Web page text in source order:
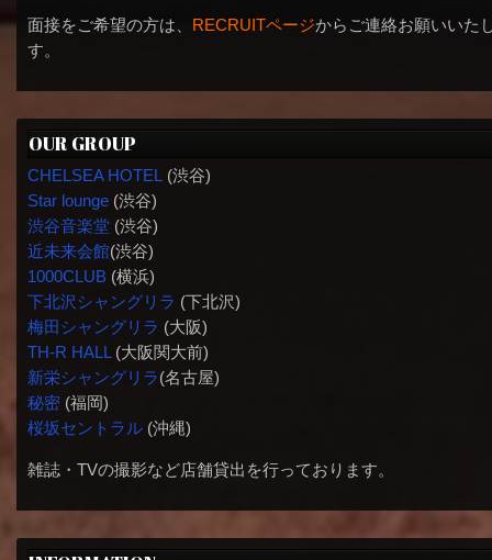
面接をご希望の方は、 RECRUITページからご連絡お願いいた
す。
OUR GROUP
CHELSEA HOTEL (渋谷)
Star lounge(渋谷)
渋谷音楽堂(渋谷)
近未来会館(渋谷)
1000CLUB(横浜)
下北沢シャングリラ (下北沢)
梅田シャングリラ (大阪)
TH-R HALL(大阪関大前)
新栄シャングリラ(名古屋)
秘密(福岡)
桜坂セントラル(沖縄)
雑誌・TVの撮影など店舗貸出を行っております。